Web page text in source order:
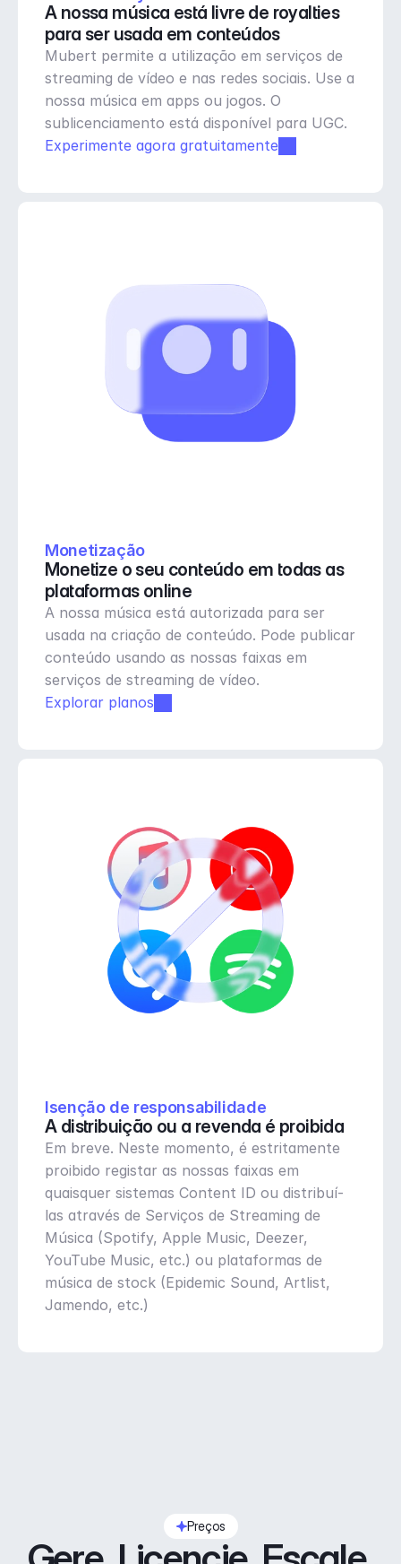
A nossa música está livre de royalties
para ser usada em conteúdos
Mubert permite a utilização em serviços de
streaming de vídeo e nas redes sociais. Use a
nossa música em apps ou jogos. O
sublicenciamento está disponível para UGC.
Experimente agora gratuitamente
Monetização
Monetize o seu conteúdo em todas as
plataformas online
A nossa música está autorizada para ser
usada na criação de conteúdo. Pode publicar
conteúdo usando as nossas faixas em
serviços de streaming de vídeo.
Explorar planos
Isenção de responsabilidade
A distribuição ou a revenda é proibida
Em breve. Neste momento, é estritamente
proibido registar as nossas faixas em
quaisquer sistemas Content ID ou distribuí-
las através de Serviços de Streaming de
Música (Spotify, Apple Music, Deezer,
YouTube Music, etc.) ou plataformas de
música de stock (Epidemic Sound, Artlist,
Jamendo, etc.)
Preços